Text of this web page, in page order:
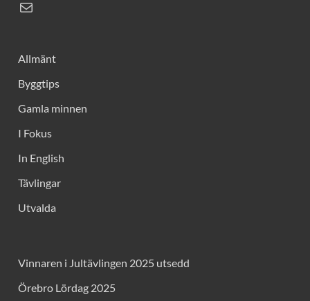
Allmänt
Byggtips
Gamla minnen
I Fokus
In English
Tävlingar
Utvalda
Vinnaren i Jultävlingen 2025 utsedd
Örebro Lördag 2025